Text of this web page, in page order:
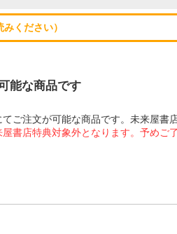
ください）
能な商品です
ご注文が可能な商品です。未来屋書
書店特典対象外となります。予めご了